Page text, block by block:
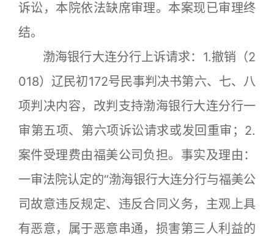
诉讼，本院依法缺席审理。本案现已审理终
结。
渤海银行大连分行上诉请求：1.撤销（2
018）辽民初172号民事判决书第六、七、八
项判决内容，改判支持渤海银行大连分行一
审第五项、第六项诉讼请求或发回重审；2.
案件受理费由福美公司负担。事实及理由：
一审法院认定的“渤海银行大连分行与福美公
司故意违反规定、违反合同义务，主观上具
有恶意，属于恶意串通，损害第三人利益的